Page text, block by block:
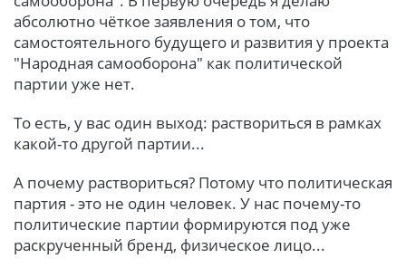
абсолютно чёткое заявления о том, что
самостоятельного будущего и развития у проекта
"Народная самооборона" как политической
партии уже нет.
То есть, у вас один выход: раствориться в рамках
какой-то другой партии...
А почему раствориться? Потому что политическая
партия - это не один человек. У нас почему-то
политические партии формируются под уже
раскрученный бренд, физическое лицо...